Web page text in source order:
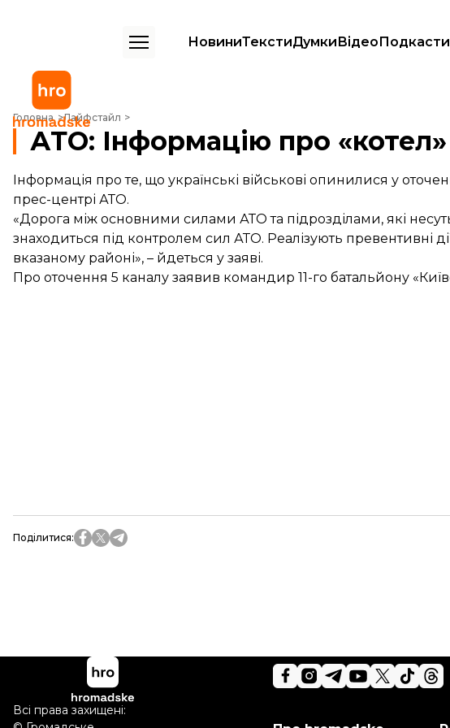
НовиниТекстиДумкиВідеоПодкасти
Головна Лайфстайл
АТО: Інформацію про «котел» під Дебальцево спростували
АТО: Інформацію про
Інформація про те, що українські військові опинилися у
прес-центрі АТО.
«Дорога між основними силами АТО та підрозділами, які
знаходиться під контролем сил АТО. Реалізують превентивні
вказаному районі», – йдеться у заяві.
Про оточення 5 каналу заявив командир 11-го батальйону
Поділитися:
Всі права захищені: